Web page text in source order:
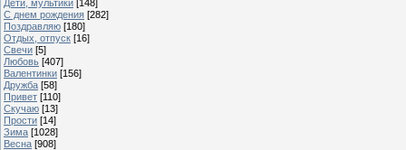
Дети, мультики [148]
С днем рождения [282]
Поздравляю [180]
Отдых, отпуск [16]
Свечи [5]
Любовь [407]
Валентинки [156]
Дружба [58]
Привет [110]
Скучаю [13]
Прости [14]
Зима [1028]
Весна [908]